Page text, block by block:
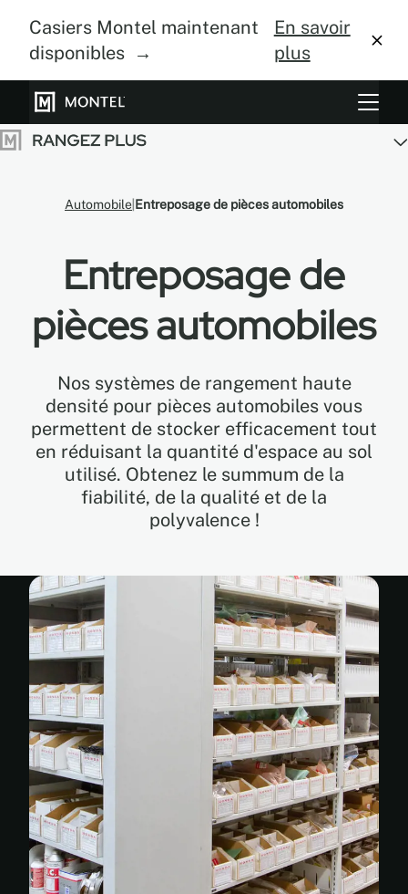
Casiers Montel maintenant
disponibles →
En savoir
plus
Systèmes de rangement
Centre de design
Blogue
Galerie
Automobile Entreposage de pièces automobiles
Entreposage de
pièces automobiles
Nos systèmes de rangement haute
densité pour pièces automobiles vous
permettent de stocker efficacement tout
en réduisant la quantité d'espace au sol
utilisé. Obtenez le summum de la
fiabilité, de la qualité et de la
polyvalence !